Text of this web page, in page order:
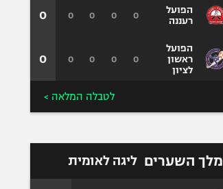
הפועל
רעננה
הפועל
ראשון
לציון
0
0
0
0
0
0
0
0
0
0
לטבלה המלאה >
מלך השערים ליגה לאומית